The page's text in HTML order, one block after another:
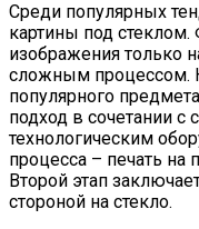
Среди популярных
картины под
изображения только
сложным процессом.
популярного
подход в сочетании
технологическим
процесса – печать на
Второй этап
стороной на стекло.